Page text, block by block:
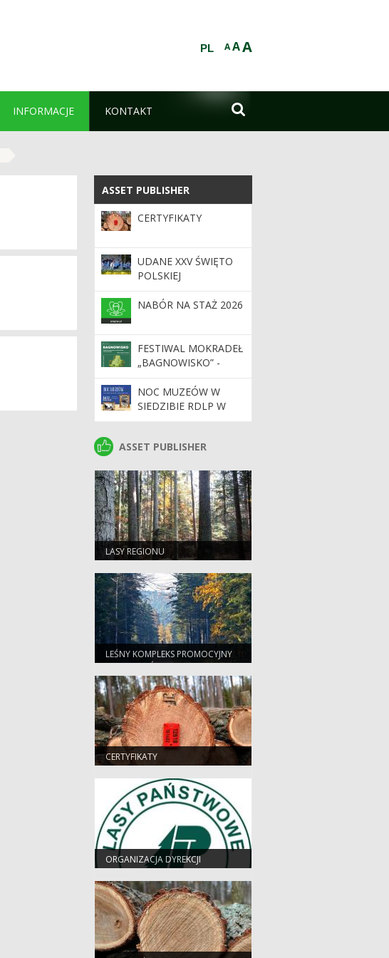
AAA
PL
INFORMACJE KONTAKT 
ASSET PUBLISHER
ASSET PUBLISHER
CERTYFIKATY
UDANE XXV ŚWIĘTO
POLSKIEJ
NIEZAPOMINAJKI
NABÓR NA STAŻ 2026
FESTIWAL MOKRADEŁ
„BAGNOWISKO” -
29.05.2026 R. W
NADLEŚNICTWIE
ZWOLEŃ
NOC MUZEÓW W
SIEDZIBIE RDLP W
RADOMIU – DWIE
PRZESTRZENIE –
WRAŻEŃ!
ASSET PUBLISHER
ASSET PUBLISHER
LASY REGIONU
LEŚNY KOMPLEKS PROMOCYJNY
"PUSZCZA ŚWIĘTOKRZYSKA"
CERTYFIKATY
ORGANIZACJA DYREKCJI